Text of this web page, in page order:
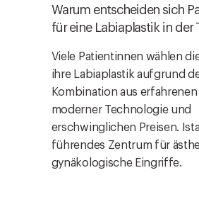
Warum entscheiden sich
für eine Labiaplastik in der
Viele Patientinnen wählen
ihre Labiaplastik aufgrund
Kombination aus
moderner Technologie und
erschwinglichen Preisen.
führendes Zentrum für
gynäkologische Eingriffe.